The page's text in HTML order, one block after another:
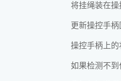
将挂绳装在操
更新操控手柄
操控手柄上的
如果检测不到